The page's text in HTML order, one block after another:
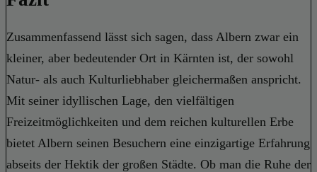
Zusammenfassend lässt sich sagen, dass Albern zwar ein
kleiner, aber bedeutender Ort in Kärnten ist, der sowohl
Natur- als auch Kulturliebhaber gleichermaßen anspricht.
Mit seiner idyllischen Lage, den vielfältigen
Freizeitmöglichkeiten und dem reichen kulturellen Erbe
bietet Albern seinen Besuchern eine einzigartige Erfahrung
abseits der Hektik der großen Städte. Ob man die Ruhe der